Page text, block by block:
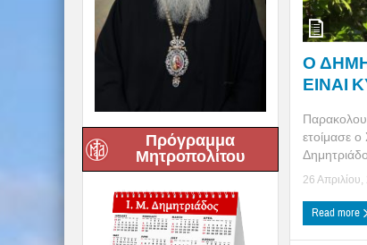
Πρόγραμμα
Μητροπολίτου
Ο
ΕΙΝΑΙ
ετοίμασε
26
Read more